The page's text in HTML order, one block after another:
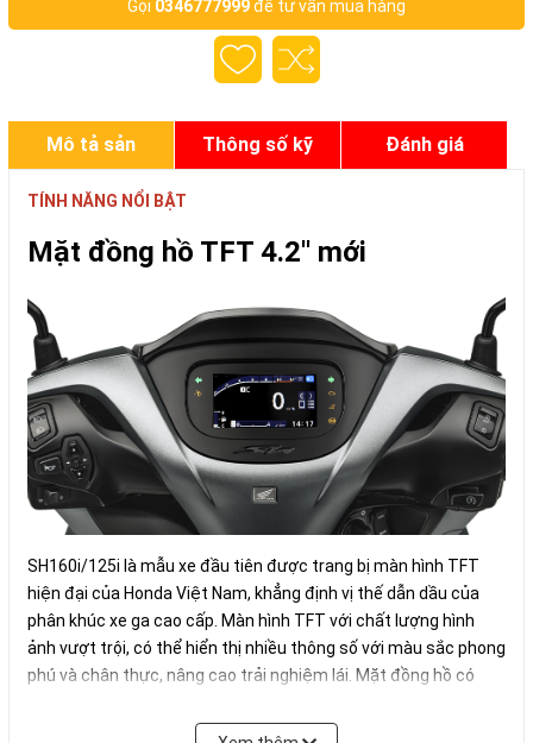
Gọi 0346777999để tư vấn mua hàng
Mô tả sản
phẩm
Thông số kỹ Đánh giá
TÍNH NĂNG NỔI BẬT
Mặt đồng hồ TFT 4.2'' mới
SH160i/125i là mẫu xe đầu tiên được trang bị màn hình TFT
hiện đại của Honda Việt Nam, khẳng định vị thế dẫn dầu của
phân khúc xe ga cao cấp. Màn hình TFT với chất lượng hình
ảnh vượt trội, có thể hiển thị nhiều thông số với màu sắc phong
phú và chân thực, nâng cao trải nghiệm lái. Mặt đồng hồ có
(trên phiên bản xe SH160) nổi bật trên nền đen cùng thiết kế